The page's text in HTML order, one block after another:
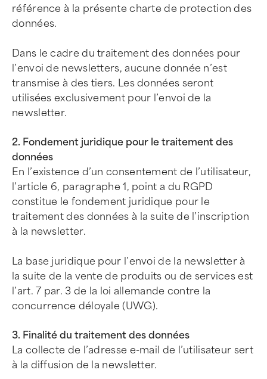
référence à la présente charte de protection des
données.
Dans le cadre du traitement des données pour
l’envoi de newsletters, aucune donnée n’est
transmise à des tiers. Les données seront
utilisées exclusivement pour l’envoi de la
newsletter.
2. Fondement juridique pour le traitement des
données
En l’existence d’un consentement de l’utilisateur,
l’article 6, paragraphe 1, point a du RGPD
constitue le fondement juridique pour le
traitement des données à la suite de l’inscription
à la newsletter.
La base juridique pour l’envoi de la newsletter à
la suite de la vente de produits ou de services est
l’art. 7 par. 3 de la loi allemande contre la
concurrence déloyale (UWG).
3. Finalité du traitement des données
La collecte de l’adresse e-mail de l’utilisateur sert
à la diffusion de la newsletter.